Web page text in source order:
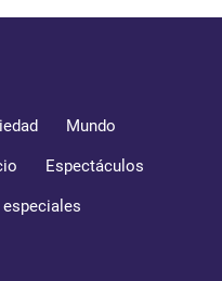
Mundo
Espectáculos